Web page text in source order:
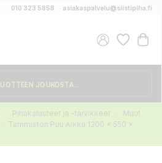
010 323 5858 asiakaspalvelu@siistipiha.fi
Pihakalusteet ja -tarvikkeet
Muut
Tammiston Puu Arkku 1200 x 550 x